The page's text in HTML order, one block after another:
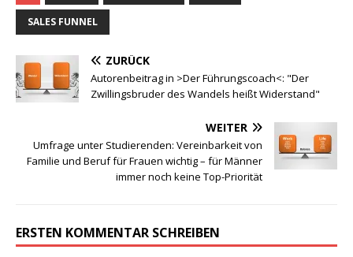
SALES FUNNEL
ZURÜCK
Autorenbeitrag in >Der Führungscoach<: "Der
Zwillingsbruder des Wandels heißt Widerstand"
WEITER
Umfrage unter Studierenden: Vereinbarkeit von
Familie und Beruf für Frauen wichtig – für Männer
immer noch keine Top-Priorität
ERSTEN KOMMENTAR SCHREIBEN